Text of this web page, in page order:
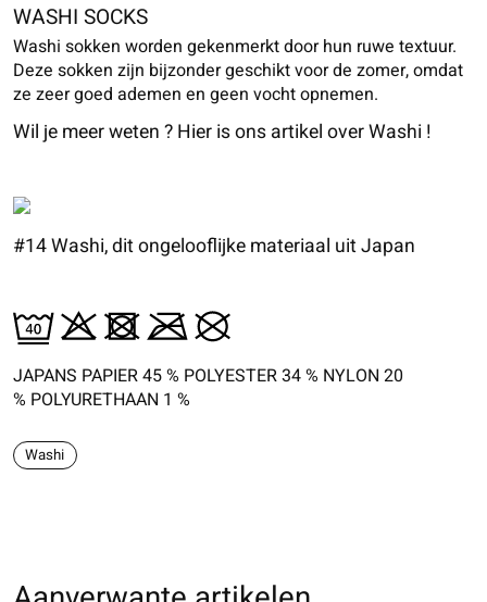
WASHI SOCKS
Washi sokken worden gekenmerkt door hun ruwe textuur.
Deze sokken zijn bijzonder geschikt voor de zomer, omdat
ze zeer goed ademen en geen vocht opnemen.
Wil je meer weten ? Hier is ons artikel over Washi !
#14 Washi, dit ongelooflijke materiaal uit Japan
JAPANS PAPIER 45 % POLYESTER 34 % NYLON 20
% POLYURETHAAN 1 %
Washi